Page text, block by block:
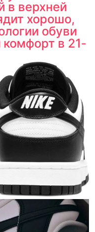
в верхней
хорошо,
обуви
в 21-